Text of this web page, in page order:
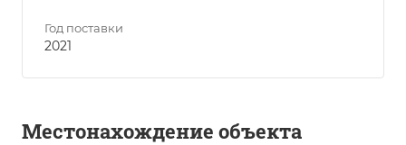
Год поставки
2021
Местонахождение объекта